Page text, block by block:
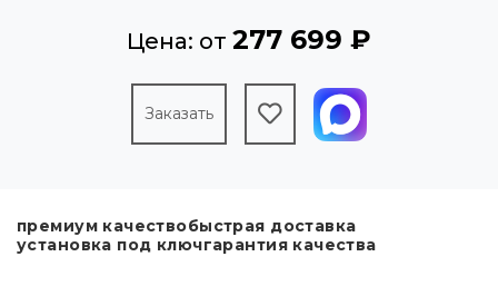
Цена: от 277 699 ₽
Заказать
премиум качествобыстрая доставка
установка под ключгарантия качества